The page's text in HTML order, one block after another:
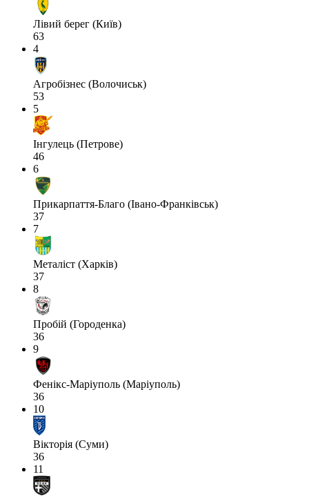
Лівий берег (Київ)
63
4
Агробізнес (Волочиськ)
53
5
Інгулець (Петрове)
46
6
Прикарпаття-Благо (Івано-Франківськ)
37
7
Металіст (Харків)
37
8
Пробій (Городенка)
36
9
Фенікс-Маріуполь (Маріуполь)
36
10
Вікторія (Суми)
36
11